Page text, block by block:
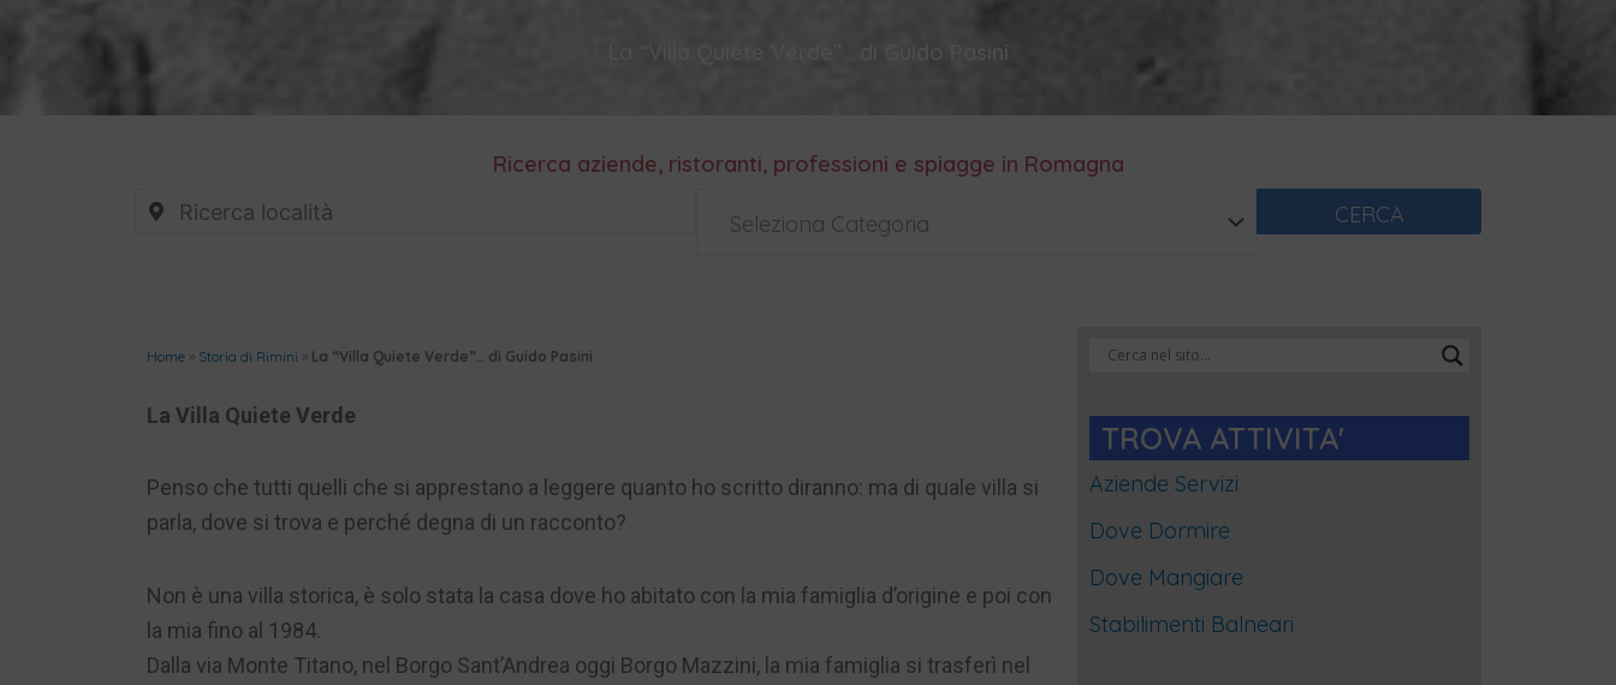
Ricerca aziende, ristoranti, professioni e spiagge in Romagna
Seleziona Categoria CERCA
Home » Storia di Rimini » La “Villa Quiete Verde”… di Guido Pasini
La Villa Quiete Verde
Penso che tutti quelli che si apprestano a leggere quanto ho scritto diranno: ma di quale villa si
parla, dove si trova e perché degna di un racconto?
Non è una villa storica, è solo stata la casa dove ho abitato con la mia famiglia d’origine e poi con
la mia fino al 1984.
Dalla via Monte Titano, nel Borgo Sant’Andrea oggi Borgo Mazzini, la mia famiglia si trasferì nel
TROVA ATTIVITA'
Aziende Servizi
Dove Dormire
Dove Mangiare
Stabilimenti Balneari
Categorie